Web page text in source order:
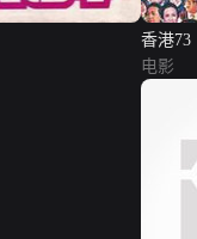
香港73
电影